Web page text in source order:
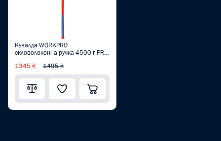
Кувалда WORKPRO
скловолоконна ручка 4500 г PRO
1345 ₴ 1495 ₴